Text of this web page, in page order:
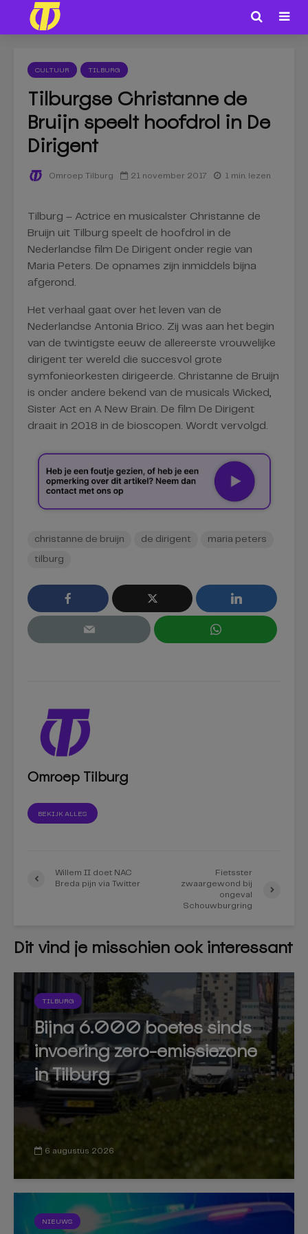
CULTUUR TILBURG
Tilburgse Christanne de
Bruijn speelt hoofdrol in De
Dirigent
Omroep Tilburg 21 november 2017 1 min. lezen
Tilburg – Actrice en musicalster Christanne de
Bruijn uit Tilburg speelt de hoofdrol in de
Nederlandse film De Dirigent onder regie van
Maria Peters. De opnames zijn inmiddels bijna
afgerond.
Het verhaal gaat over het leven van de
Nederlandse Antonia Brico. Zij was aan het begin
van de twintigste eeuw de allereerste vrouwelijke
dirigent ter wereld die succesvol grote
symfonieorkesten dirigeerde. Christanne de Bruijn
is onder andere bekend van de musicals Wicked,
Sister Act en A New Brain. De film De Dirigent
draait in 2018 in de bioscopen. Wordt vervolgd.
christanne de bruijn de dirigent maria peters
tilburg
Omroep Tilburg
BEKIJK ALLES
Willem II doet NAC
Breda pijn via Twitter
Fietsster
zwaargewond bij
ongeval
Schouwburgring
Dit vind je misschien ook interessant
TILBURG
Bijna 6.000 boetes sinds
invoering zero-emissiezone
in Tilburg
6 augustus 2026
NIEUWS